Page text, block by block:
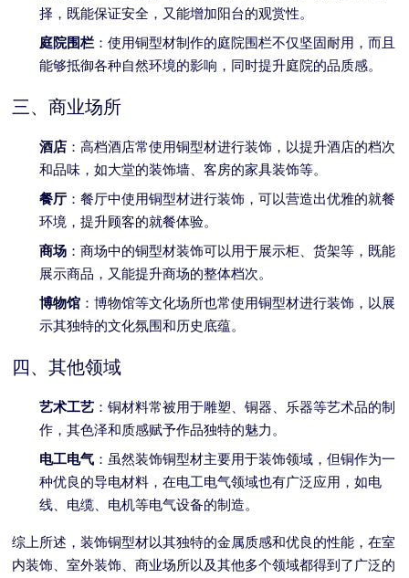
择，既能保证安全，又能增加阳台的观赏性。
庭院围栏 ：使用铜型材制作的庭院围栏不仅坚固耐用，而且
能够抵御各种自然环境的影响，同时提升庭院的品质感。
三、商业场所
酒店 ：高档酒店常使用铜型材进行装饰，以提升酒店的档次
和品味，如大堂的装饰墙、客房的家具装饰等。
餐厅 ：餐厅中使用铜型材进行装饰，可以营造出优雅的就餐
环境，提升顾客的就餐体验。
商场 ：商场中的铜型材装饰可以用于展示柜、货架等，既能
展示商品，又能提升商场的整体档次。
博物馆 ：博物馆等文化场所也常使用铜型材进行装饰，以展
示其独特的文化氛围和历史底蕴。
四、其他领域
艺术工艺 ：铜材料常被用于雕塑、铜器、乐器等艺术品的制
作，其色泽和质感赋予作品独特的魅力。
电工电气 ：虽然装饰铜型材主要用于装饰领域，但铜作为一
种优良的导电材料，在电工电气领域也有广泛应用，如电
线、电缆、电机等电气设备的制造。
综上所述，装饰铜型材以其独特的金属质感和优良的性能，在室
内装饰、室外装饰、商业场所以及其他多个领域都得到了广泛的